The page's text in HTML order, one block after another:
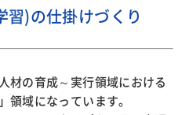
)の仕掛けづくり
材の育成～実行領域における
領域になっています。